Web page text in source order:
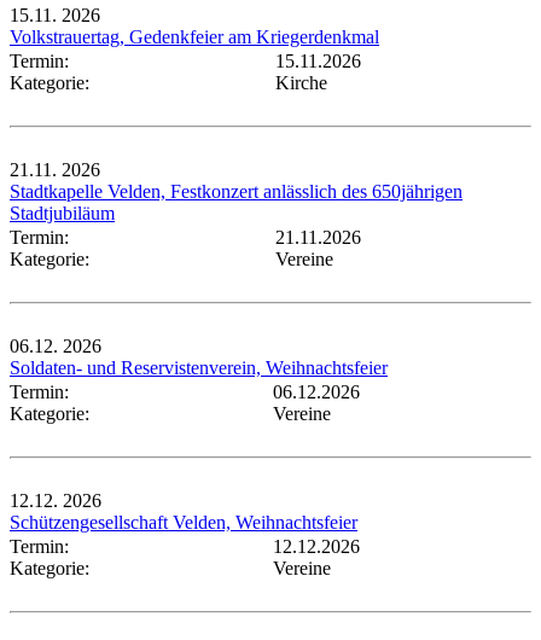
15.11. 2026
Volkstrauertag, Gedenkfeier am Kriegerdenkmal
Termin:
15.11.2026
Kategorie:
Kirche
21.11. 2026
Stadtkapelle Velden, Festkonzert anlässlich des 650jährigen
Stadtjubiläum
Termin:
21.11.2026
Kategorie:
Vereine
06.12. 2026
Soldaten- und Reservistenverein, Weihnachtsfeier
Termin:
06.12.2026
Kategorie:
Vereine
12.12. 2026
Schützengesellschaft Velden, Weihnachtsfeier
Termin:
12.12.2026
Kategorie:
Vereine